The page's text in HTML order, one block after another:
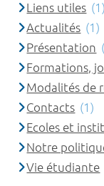
Liens utiles (1)
Actualités (1)
Présentation
Formations,
Modalités de
Contacts (1)
Ecoles et
Notre
Vie étudiante